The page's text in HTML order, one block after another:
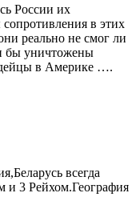
России их
в этих
реально не смог ли
бы уничтожены
в Америке ….
всегда
3 Рейхом.География